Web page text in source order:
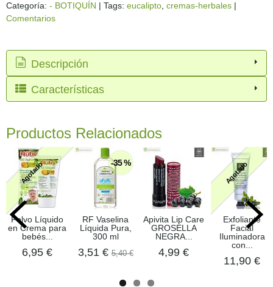
Categoría: - BOTIQUÍN | Tags: eucalipto cremas-herbales |
Comentarios
Descripción
Características
Productos Relacionados
Agotado
Polvo Líquido
en Crema para
bebés...
6,95 €
-35 %
RF Vaselina
Líquida Pura,
300 ml
3,51 €5,40 €
Apivita Lip Care
GROSELLA
NEGRA...
4,99 €
Agotado
Exfoliante
Facial
Iluminadora
con...
11,90 €